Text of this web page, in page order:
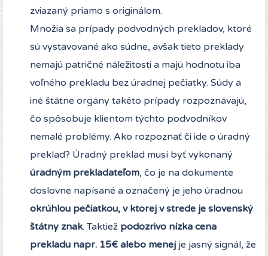
zviazaný priamo s originálom.
Množia sa prípady podvodných prekladov, ktoré
sú vystavované ako súdne, avšak tieto preklady
nemajú patričné náležitosti a majú hodnotu iba
voľného prekladu bez úradnej pečiatky. Súdy a
iné štátne orgány takéto prípady rozpoznávajú,
čo spôsobuje klientom týchto podvodníkov
nemalé problémy. Ako rozpoznať či ide o úradný
preklad? Úradný preklad musí byť vykonaný
úradným prekladateľom, čo je na dokumente
doslovne napísané a označený je jeho úradnou
okrúhlou pečiatkou, v ktorej v strede je slovenský
štátny znak. Taktiež podozrivo nízka cena
prekladu napr. 15€ alebo menej je jasný signál, že